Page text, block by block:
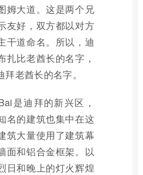
姆大道。这是两个兄
友好，双方都以对方
干道命名。所以，迪
扎比老酋长的名字，
老酋长的名字。
是迪拜的新兴区，
名的建筑也集中在这
筑大量使用了建筑幕
面和铝合金框架。以
日和晚上的灯火辉煌